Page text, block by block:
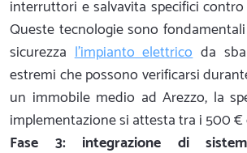
interruttori e salvavita specifici
Queste tecnologie sono
sicurezzal'impianto elettricoda
estremi che possono verificarsi
un immobile medio ad Arezzo, la
implementazione si attesta tra i 500 €
Fase 3: integrazione di